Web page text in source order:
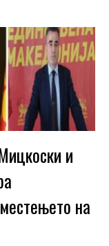
и
на